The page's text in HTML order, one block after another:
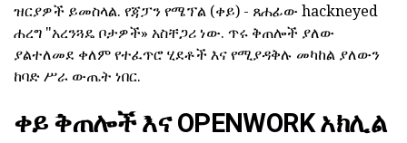
ዝርያዎች ይመስላል. የጃፓን የሜፕል (ቀይ) - ጸሐፊው hackneyed
ሐረግ "አረንጓዴ ቦታዎች» አስቸጋሪ ነው. ጥሩ ቅጠሎች ያለው
ያልተለመደ ቀለም የተፈጥሮ ሂደቶች እና የሚያዳቅሉ መካከል ያለውን
ከባድ ሥራ ውጤት ነበር.
ቀይ ቅጠሎች እና OPENWORK አክሊል